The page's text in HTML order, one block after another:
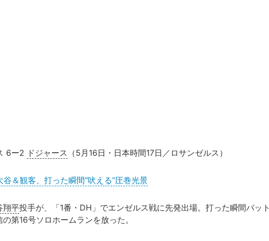
6ー2 ドジャース （5月16日・日本時間17日／ロサンゼルス）
谷＆観客、打った瞬間“吠える”圧巻光景
翔平投手が、「1番・DH」でエンゼルス戦に先発出場。打った瞬間バット
第16号ソロホームランを放った。